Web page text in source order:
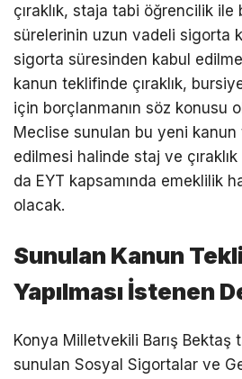
çıraklık, staja tabi öğrencilik ile
sürelerinin uzun vadeli sigorta
sigorta süresinden kabul
kanun teklifinde çıraklık,
için borçlanmanın söz konusu
Meclise sunulan bu yeni
edilmesi halinde staj ve çıraklık
da EYT kapsamında emeklilik
olacak.
Sunulan Kanun
Yapılması İstenen
Konya Milletvekili Barış Bektaş
sunulan Sosyal Sigortalar ve